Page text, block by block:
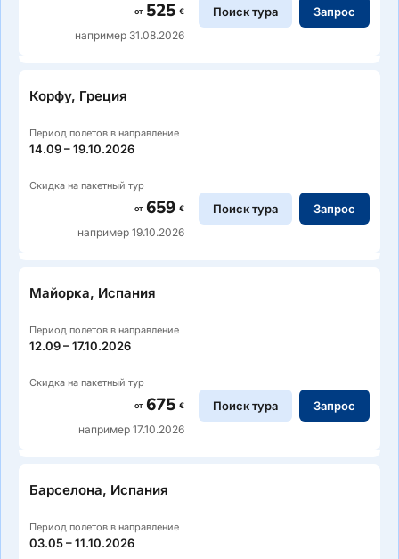
от 525 €
например 31.08.2026
Поиск тура Запрос
Корфу, Греция
Период полетов в направление
14.09 – 19.10.2026
Скидка на пакетный тур
от 659 €
например 19.10.2026
Поиск тура Запрос
Майорка, Испания
Период полетов в направление
12.09 – 17.10.2026
Скидка на пакетный тур
от 675 €
например 17.10.2026
Поиск тура Запрос
Барселона, Испания
Период полетов в направление
03.05 – 11.10.2026